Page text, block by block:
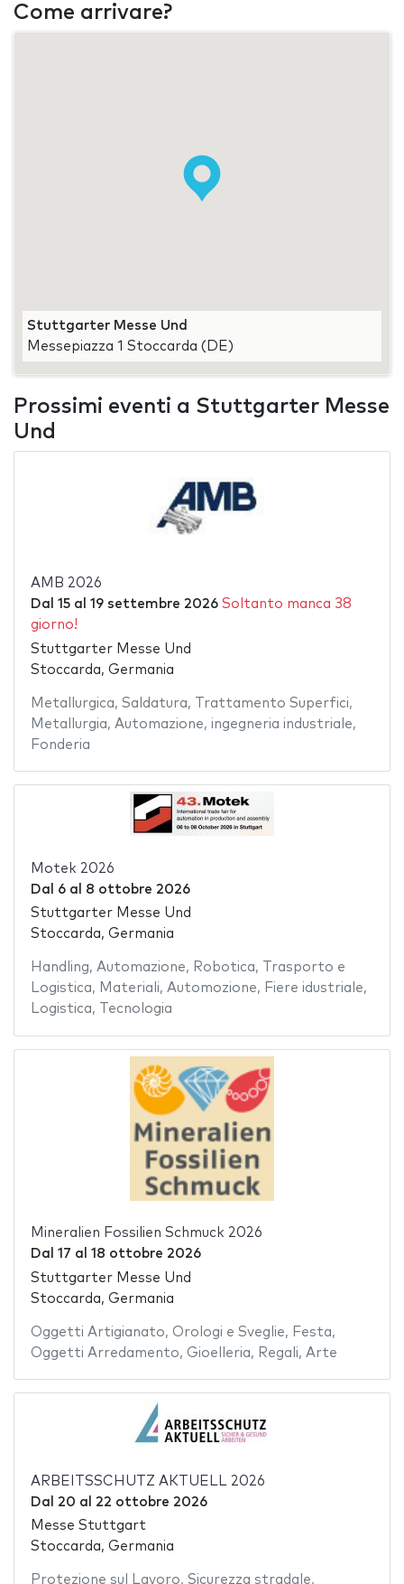
Come arrivare?
Stuttgarter Messe Und
Messepiazza 1 Stoccarda (DE)
Prossimi eventi a Stuttgarter Messe
Und
AMB 2026
Dal 15al 19 settembre 2026 Soltanto manca 38
giorno!
Stuttgarter Messe Und
Stoccarda, Germania
Metallurgica, Saldatura, Trattamento Superfici,
Metallurgia, Automazione, ingegneria industriale,
Fonderia
Motek 2026
Dal 6al 8 ottobre 2026
Stuttgarter Messe Und
Stoccarda, Germania
Handling, Automazione, Robotica,
Trasporto e
Logistica, Materiali, Automozione, Fiere idustriale,
Logistica, Tecnologia
Mineralien Fossilien Schmuck 2026
Dal 17 al 18 ottobre 2026
Stuttgarter Messe Und
Stoccarda, Germania
Oggetti Artigianato, Orologi e Sveglie, Festa,
Oggetti Arredamento, Gioelleria, Regali, Arte
ARBEITSSCHUTZ AKTUELL 2026
Dal 20 al 22 ottobre 2026
Messe Stuttgart
Stoccarda, Germania
Protezione sul Lavoro, Sicurezza stradale,